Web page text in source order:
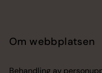
Om webbplatsen
Behandling av